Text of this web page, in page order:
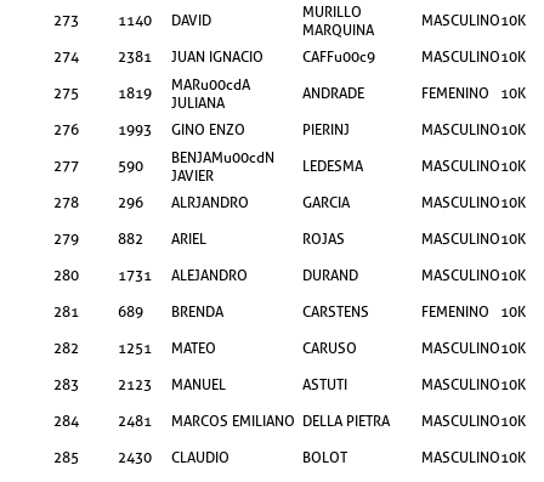
273
1140 DAVID
MURILLO
MARQUINA
MASCULINO10KM
274
2381 JUAN IGNACIO CAFFu00c9 MASCULINO10KM
275
1819
MARu00cdA
JULIANA
ANDRADE FEMENINO
10KM
276
1993 GINO ENZO PIERINJ MASCULINO10KM
277
590
BENJAMu00cdN
JAVIER
LEDESMA MASCULINO10KM
278
296 ALRJANDRO GARCIA MASCULINO10KM
279
882 ARIEL ROJAS MASCULINO10KM
280
1731 ALEJANDRO DURAND MASCULINO10KM
281
689 BRENDA CARSTENS FEMENINO
10KM
282
1251 MATEO CARUSO MASCULINO10KM
283
2123 MANUEL ASTUTI MASCULINO10KM
284
2481 MARCOS EMILIANO DELLA PIETRA MASCULINO10KM
285
2430 CLAUDIO BOLOT MASCULINO10KM